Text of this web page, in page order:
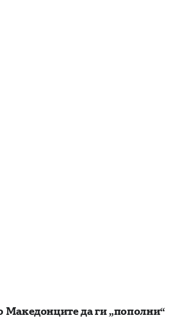
Македонците да ги „пополни“